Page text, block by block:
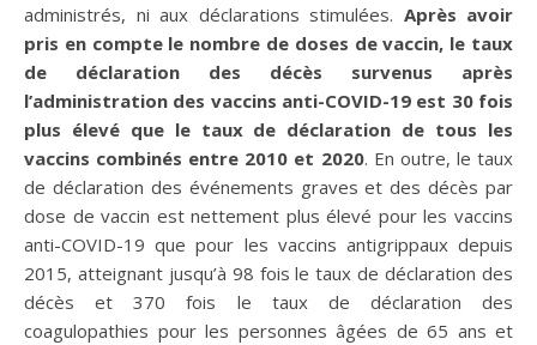
administrés, ni aux déclarations stimulées. Après avoir
pris en compte le nombre de doses de vaccin, le taux
de déclaration des décès survenus après
l’administration des vaccins anti-COVID-19 est 30 fois
plus élevé que le taux de déclaration de tous les
vaccins combinés entre 2010 et 2020. En outre, le taux
de déclaration des événements graves et des décès par
dose de vaccin est nettement plus élevé pour les vaccins
anti-COVID-19 que pour les vaccins antigrippaux depuis
2015, atteignant jusqu’à 98 fois le taux de déclaration des
décès et 370 fois le taux de déclaration des
coagulopathies pour les personnes âgées de 65 ans et